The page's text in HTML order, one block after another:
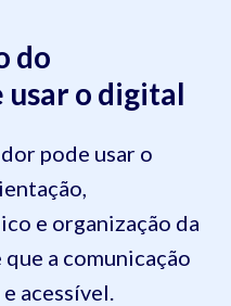
do
o digital
pode usar o
e organização da
a comunicação
acessível.